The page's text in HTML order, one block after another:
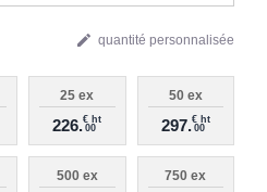
edit quantité personnalisée
25 ex
226.€ ht
00
50 ex
297.€ ht
00
500 ex 750 ex